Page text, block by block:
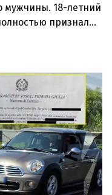
мужчины. 18-летний
признал
преступление